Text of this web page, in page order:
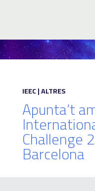
IEEC | ALTRES
Apunta’t
Challenge
Barcelona